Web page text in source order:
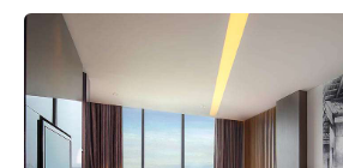
capture l'effervescence et la beauté
Bangkok avec nous.
SO/ Bangkok, Direction de l'hôtel
Voir les détails